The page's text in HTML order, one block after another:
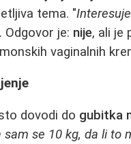
tema. "
Odgovor je: nije, ali je
vaginalnih
dovodi do gubitka
sam se 10 kg, da li to